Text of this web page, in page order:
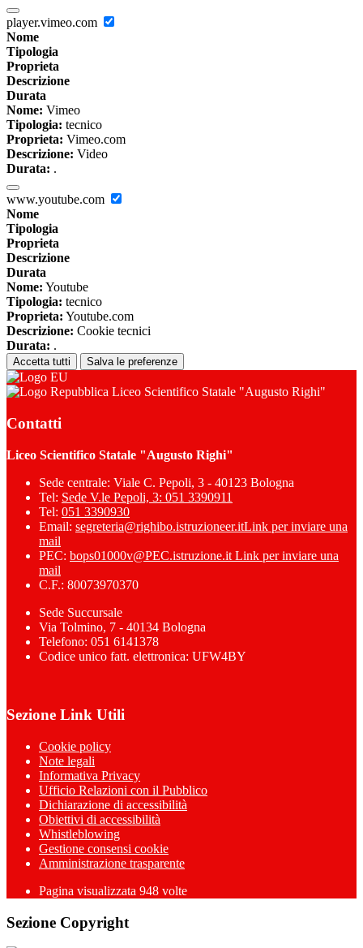
player.vimeo.com
Nome
Tipologia
Proprieta
Descrizione
Durata
Nome: Vimeo
Tipologia: tecnico
Proprieta: Vimeo.com
Descrizione: Video
Durata: .
www.youtube.com
Nome
Tipologia
Proprieta
Descrizione
Durata
Nome: Youtube
Tipologia: tecnico
Proprieta: Youtube.com
Descrizione: Cookie tecnici
Durata: .
Accetta tutti Salva le preferenze
Liceo Scientifico Statale "Augusto Righi"
Contatti
Liceo Scientifico Statale "Augusto Righi"
Sede centrale: Viale C. Pepoli, 3 - 40123 Bologna
Tel: Sede V.le Pepoli, 3: 051 3390911
Tel: 051 3390930
Email: segreteria@righibo.istruzioneer.itLink per inviare una
mail
PEC: bops01000v@PEC.istruzione.it Link per inviare una
mail
C.F.: 80073970370
Sede Succursale
Via Tolmino, 7 - 40134 Bologna
Telefono: 051 6141378
Codice unico fatt. elettronica: UFW4BY
Sezione Link Utili
Cookie policy
Note legali
Informativa Privacy
Ufficio Relazioni con il Pubblico
Dichiarazione di accessibilità
Obiettivi di accessibilità
Whistleblowing
Gestione consensi cookie
Amministrazione trasparente
Pagina visualizzata 948 volte
Sezione Copyright